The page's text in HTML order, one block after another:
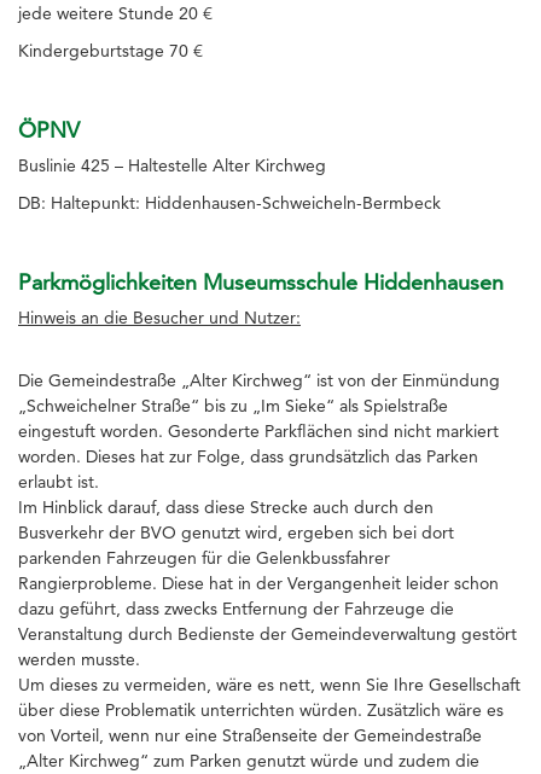
jede weitere Stunde 20 €
Kindergeburtstage 70 €
ÖPNV
Buslinie 425 – Haltestelle Alter Kirchweg
DB: Haltepunkt: Hiddenhausen-Schweicheln-Bermbeck
Parkmöglichkeiten Museumsschule Hiddenhausen
Hinweis an die Besucher und Nutzer:
Die Gemeindestraße „Alter Kirchweg“ ist von der Einmündung
„Schweichelner Straße“ bis zu „Im Sieke“ als Spielstraße
eingestuft worden. Gesonderte Parkflächen sind nicht markiert
worden. Dieses hat zur Folge, dass grundsätzlich das Parken
erlaubt ist.
Im Hinblick darauf, dass diese Strecke auch durch den
Busverkehr der BVO genutzt wird, ergeben sich bei dort
parkenden Fahrzeugen für die Gelenkbussfahrer
Rangierprobleme. Diese hat in der Vergangenheit leider schon
dazu geführt, dass zwecks Entfernung der Fahrzeuge die
Veranstaltung durch Bedienste der Gemeindeverwaltung gestört
werden musste.
Um dieses zu vermeiden, wäre es nett, wenn Sie Ihre Gesellschaft
über diese Problematik unterrichten würden. Zusätzlich wäre es
von Vorteil, wenn nur eine Straßenseite der Gemeindestraße
„Alter Kirchweg“ zum Parken genutzt würde und zudem die